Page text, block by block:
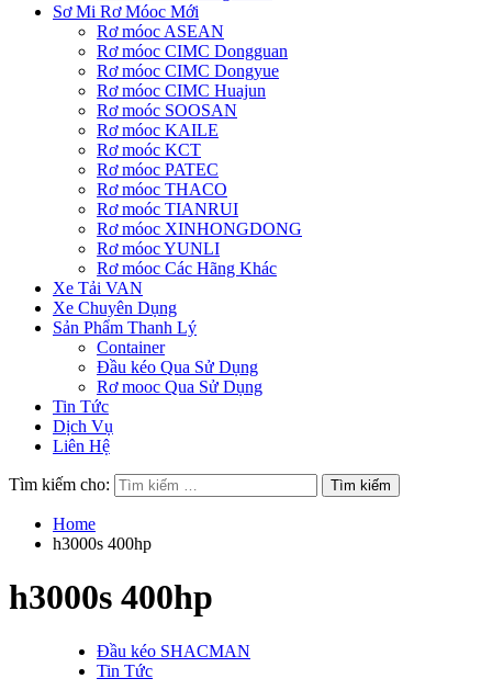
Sơ Mi Rơ Móoc Mới
Rơ móoc ASEAN
Rơ móoc CIMC Dongguan
Rơ móoc CIMC Dongyue
Rơ móoc CIMC Huajun
Rơ moóc SOOSAN
Rơ móoc KAILE
Rơ moóc KCT
Rơ móoc PATEC
Rơ móoc THACO
Rơ moóc TIANRUI
Rơ móoc XINHONGDONG
Rơ móoc YUNLI
Rơ móoc Các Hãng Khác
Xe Tải VAN
Xe Chuyên Dụng
Sản Phẩm Thanh Lý
Container
Đầu kéo Qua Sử Dụng
Rơ mooc Qua Sử Dụng
Tin Tức
Dịch Vụ
Liên Hệ
Tìm kiếm cho:
Home
h3000s 400hp
h3000s 400hp
Đầu kéo SHACMAN
Tin Tức